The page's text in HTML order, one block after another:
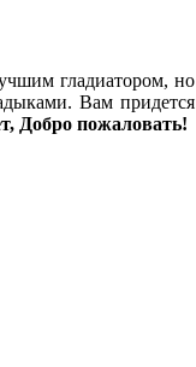
гладиатором, но
Вам придется
Добро пожаловать!